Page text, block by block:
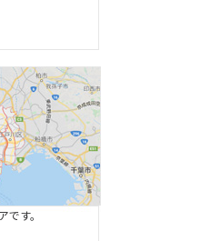
能です。お気軽に
です。